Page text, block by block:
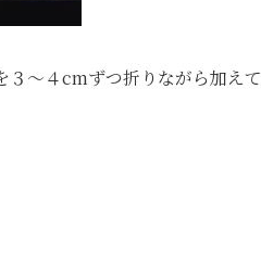
３〜４cmずつ折りながら加えて